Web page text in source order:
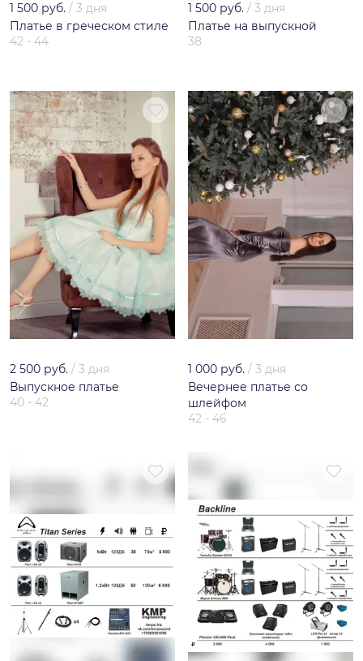
1 500 руб. / 3 дня
Платье в греческом стиле
42 - 44
1 500 руб. / 3 дня
Платье на выпускной
38
2 500 руб. / 3 дня
Выпускное платье
40 - 42
1 000 руб. / 3 дня
Вечернее платье со
шлейфом
42 - 46